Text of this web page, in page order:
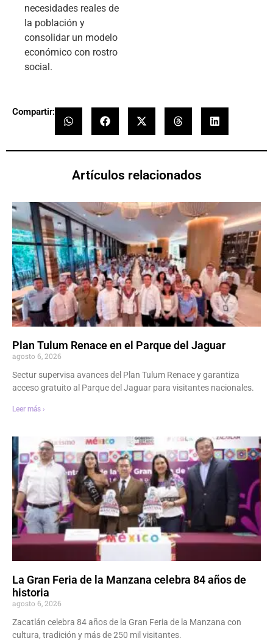
necesidades reales de
la población y
consolidar un modelo
económico con rostro
social.
Compartir:
Artículos relacionados
Plan Tulum Renace en el Parque del Jaguar
agosto 6, 2026
Sectur supervisa avances del Plan Tulum Renace y garantiza
acceso gratuito al Parque del Jaguar para visitantes nacionales.
Leer más ›
La Gran Feria de la Manzana celebra 84 años de
historia
agosto 6, 2026
Zacatlán celebra 84 años de la Gran Feria de la Manzana con
cultura, tradición y más de 250 mil visitantes.